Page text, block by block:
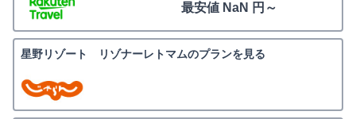
最安値 NaN 円～
星野リゾート リゾナーレトマムのプランを見る